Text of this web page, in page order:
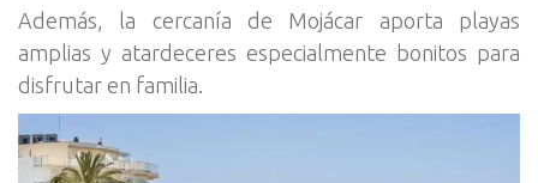
Además, la cercanía de Mojácar aporta playas
amplias y atardeceres especialmente bonitos para
disfrutar en familia.